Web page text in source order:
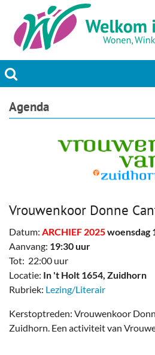
Actueel
Prikbord & Aanbiedingen
Plaats bericht
Agenda
Vrouwenkoor Donne
Datum: ARCHIEF 2025woensdag
Aanvang: 19:30 uur
Tot: 22:00 uur
Locatie: In 't Holt 1654, Zuidhorn
Rubriek: Lezing/Literair
Kerstoptreden: Vrouwenkoor
Zuidhorn. Een activiteit van